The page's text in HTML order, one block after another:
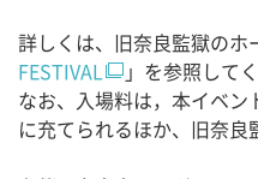
詳しくは、旧奈良監獄のホ
FESTIVAL
」を参照して
なお、入場料は，本イベ
に充てられるほか、旧奈良